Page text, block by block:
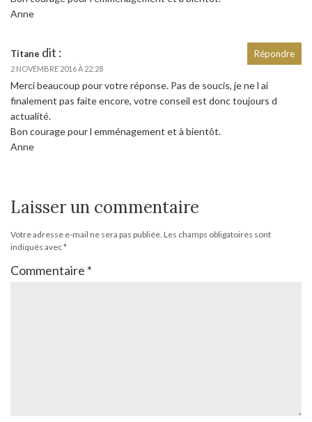
Anne
Titane dit :
2 NOVEMBRE 2016 À 22:28
Merci beaucoup pour votre réponse. Pas de soucis, je ne l ai
finalement pas faite encore, votre conseil est donc toujours d
actualité.
Bon courage pour l emménagement et à bientôt.
Anne
Répondre
Laisser un commentaire
Votre adresse e-mail ne sera pas publiée. Les champs obligatoires sont
indiqués avec*
Commentaire *